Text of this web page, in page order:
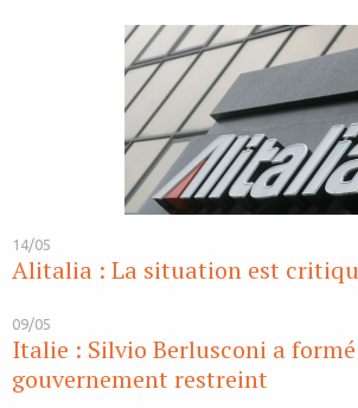
14/05
Alitalia : La situation est
09/05
Italie : Silvio Berlusconi a
gouvernement restreint